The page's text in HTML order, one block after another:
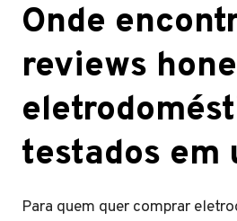
Onde
reviews
testados em
Para quem quer comprar